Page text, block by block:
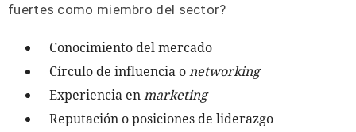
fuertes como miembro del sector?
Conocimiento del mercado
Círculo de influencia onetworking
Experiencia enmarketing
Reputación o posiciones de liderazgo